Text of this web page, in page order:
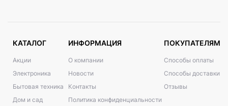
КАТАЛОГ
Акции
Электроника
Бытовая техника
Дом и сад
ИНФОРМАЦИЯ
О компании
Новости
Контакты
Политика конфиденциальности
ПОКУПАТЕЛЯМ
Способы оплаты
Способы доставки
Отзывы